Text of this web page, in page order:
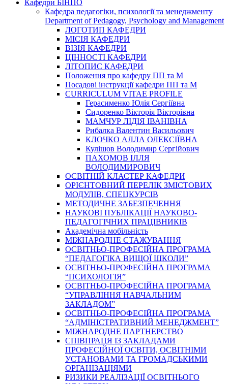
Кафедри БІНПО
Кафедра педагогіки, психології та менеджменту
Department of Pedagogy, Psychology and Management
ЛОГОТИП КАФЕДРИ
МІСІЯ КАФЕДРИ
ВІЗІЯ КАФЕДРИ
ЦІННОСТІ КАФЕДРИ
ЛІТОПИС КАФЕДРИ
Положення про кафедру ПП та М
Посадові інструкції кафедри ПП та М
CURRICULUM VITAE PROFILE
Герасименко Юлія Сергіївна
Сидоренко Вікторія Вікторівна
МАМЧУР ЛІДІЯ ІВАНІВНА
Рибалка Валентин Васильович
КЛОЧКО АЛЛА ОЛЕКСІЇВНА
Кулішов Володимир Сергійович
ПАХОМОВ ІЛЛЯ
ВОЛОДИМИРОВИЧ
ОСВІТНІЙ КЛАСТЕР КАФЕДРИ
ОРІЄНТОВНИЙ ПЕРЕЛІК ЗМІСТОВИХ
МОДУЛІВ, СПЕЦКУРСІВ
МЕТОДИЧНЕ ЗАБЕЗПЕЧЕННЯ
НАУКОВІ ПУБЛІКАЦІЇ НАУКОВО-
ПЕДАГОГІЧНИХ ПРАЦІВНИКІВ
Академічна мобільність
МІЖНАРОДНЕ СТАЖУВАННЯ
ОСВІТНЬО-ПРОФЕСІЙНА ПРОГРАМА
“ПЕДАГОГІКА ВИЩОЇ ШКОЛИ”
ОСВІТНЬО-ПРОФЕСІЙНА ПРОГРАМА
“ПСИХОЛОГІЯ”
ОСВІТНЬО-ПРОФЕСІЙНА ПРОГРАМА
“УПРАВЛІННЯ НАВЧАЛЬНИМ
ЗАКЛАДОМ”
ОСВІТНЬО-ПРОФЕСІЙНА ПРОГРАМА
“АДМІНІСТРАТИВНИЙ МЕНЕДЖМЕНТ”
МІЖНАРОДНЕ ПАРТНЕРСТВО
СПІВПРАЦЯ ІЗ ЗАКЛАДАМИ
ПРОФЕСІЙНОЇ ОСВІТИ, ОСВІТНІМИ
УСТАНОВАМИ ТА ГРОМАДСЬКИМИ
ОРГАНІЗАЦІЯМИ
РИЗИКИ РЕАЛІЗАЦІЇ ОСВІТНЬОГО